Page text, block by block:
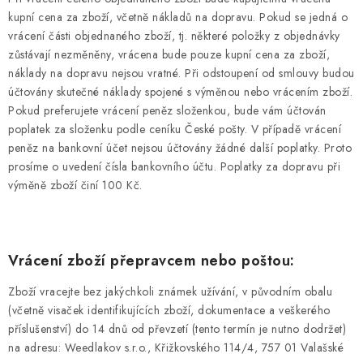
kupní cena za zboží, včetně nákladů na dopravu. Pokud se jedná o
vrácení části objednaného zboží, tj. některé položky z objednávky
zůstávají nezměněny, vrácena bude pouze kupní cena za zboží,
náklady na dopravu nejsou vratné. Při odstoupení od smlouvy budou
účtovány skutečné náklady spojené s výměnou nebo vrácením zboží.
Pokud preferujete vrácení peněz složenkou, bude vám účtován
poplatek za složenku podle ceníku České pošty. V případě vrácení
peněz na bankovní účet nejsou účtovány žádné další poplatky. Proto
prosíme o uvedení čísla bankovního účtu. Poplatky za dopravu při
výměně zboží činí 100 Kč.
Vrácení zboží přepravcem nebo poštou:
Zboží vracejte bez jakýchkoli známek užívání, v původním obalu
(včetně visaček identifikujících zboží, dokumentace a veškerého
příslušenství) do 14 dnů od převzetí (tento termín je nutno dodržet)
na adresu: Weedlakov s.r.o., Křižkovského 114/4, 757 01 Valašské